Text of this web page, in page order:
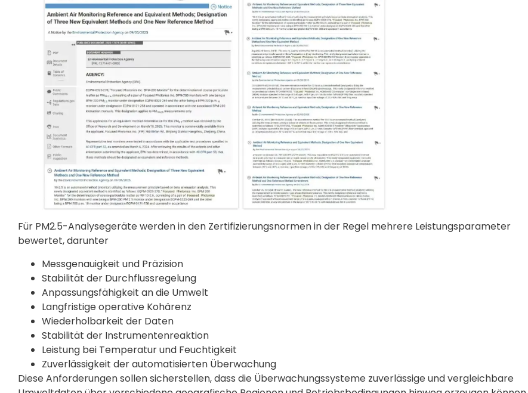
Für PM2.5-Analysegeräte werden in den Zertifizierungsnormen in der Regel mehrere Leistungsparameter
bewertet, darunter
Messgenauigkeit und Präzision
Stabilität der Durchflussregelung
Anpassungsfähigkeit an die Umwelt
Langfristige operative Kohärenz
Wiederholbarkeit der Daten
Stabilität der Instrumentenreaktion
Leistung bei Temperatur und Feuchtigkeit
Zuverlässigkeit der automatisierten Überwachung
Diese Anforderungen sollen sicherstellen, dass die Überwachungssysteme zuverlässige und vergleichbare